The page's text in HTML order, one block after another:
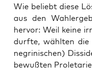
Wie beliebt die­se
aus den
her­vor: Weil kei­ne
durf­te, wähl­ten die
ne­gri­ni­schen)
be­wuß­ten